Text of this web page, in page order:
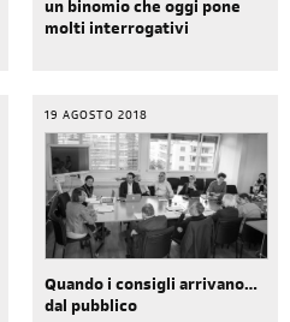
un binomio che oggi pone
molti interrogativi
19 AGOSTO 2018
Quando i consigli arrivano…
dal pubblico